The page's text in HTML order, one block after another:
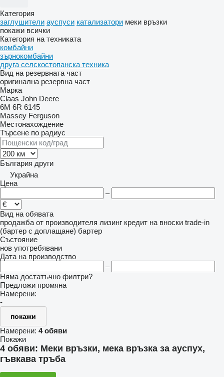
Категория
заглушители ауспуси катализатори меки връзки
покажи всички
Категория на техниката
комбайни
зърнокомбайни
друга селскостопанска техника
Вид на резервната част
оригинална резервна част
Марка
Claas John Deere
6M 6R 6145
Massey Ferguson
Местонахождение
Търсене по радиус
България други
Украйна
Цена
–
Вид на обявата
продажба от производителя лизинг кредит на вноски trade-in
(бартер с доплащане) бартер
Състояние
нов употребявани
Дата на производство
–
Няма достатъчно филтри?
Предложи промяна
Намерени:
-
покажи
Намерени: 4 обяви
Покажи
4 обяви: Меки връзки, мека връзка за ауспух,
гъвкава тръба